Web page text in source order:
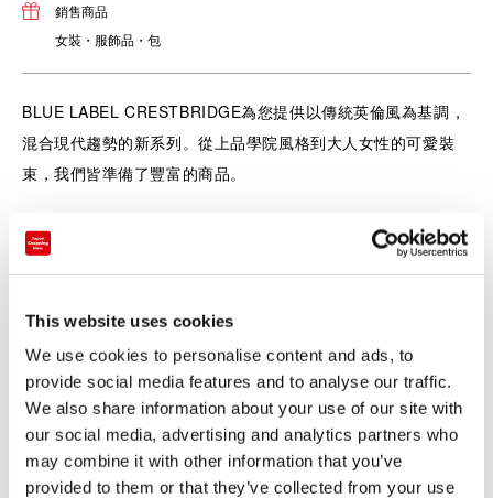
This website uses cookies
We use cookies to personalise content and ads, to
provide social media features and to analyse our traffic.
We also share information about your use of our site with
our social media, advertising and analytics partners who
may combine it with other information that you’ve
provided to them or that they’ve collected from your use
銷售商品
女裝・服飾品・包
BLUE LABEL CRESTBRIDGE為您提供以傳統英倫風為基調，
混合現代趨勢的新系列。從上品學院風格到大人女性的可愛裝
束，我們皆準備了豐富的商品。